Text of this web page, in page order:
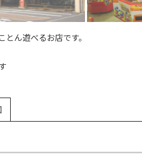
ん遊べるお店です。